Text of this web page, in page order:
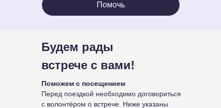
Помочь
Будем рады
встрече с вами!
Поможем с посещением
Перед поездкой необходимо договориться
с волонтёром о встрече. Ниже указаны